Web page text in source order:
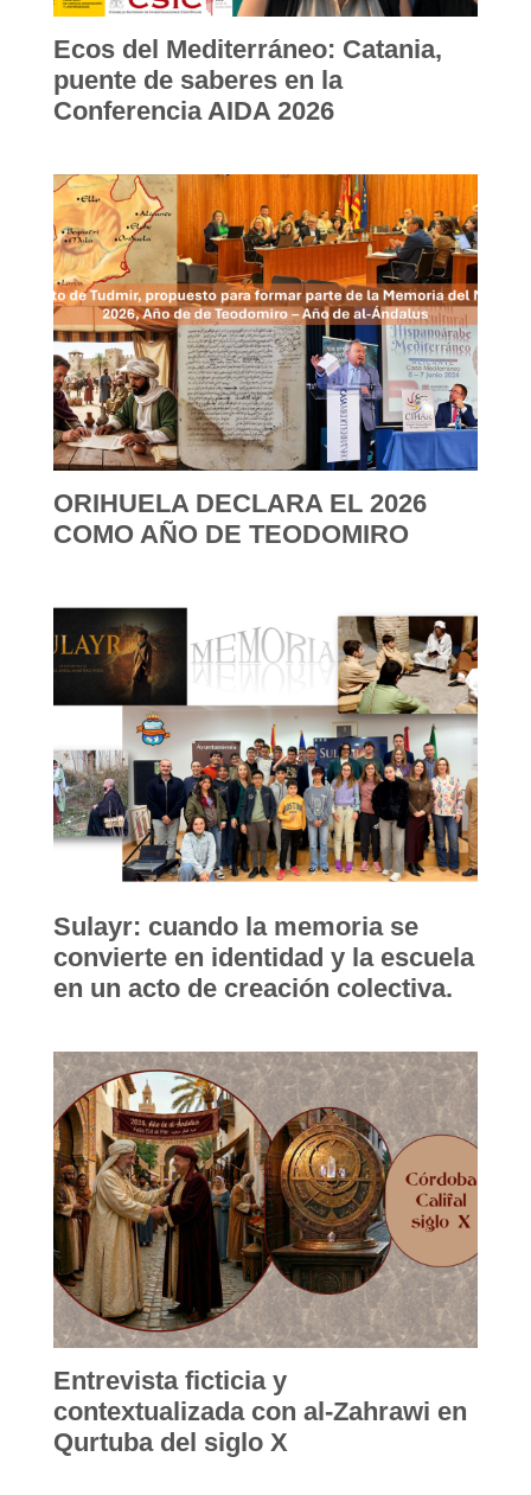
Ecos del Mediterráneo: Catania,
puente de saberes en la
Conferencia AIDA 2026
ORIHUELA DECLARA EL 2026
COMO AÑO DE TEODOMIRO
Sulayr: cuando la memoria se
convierte en identidad y la escuela
en un acto de creación colectiva.
Entrevista ficticia y
contextualizada con al-Zahrawi en
Qurtuba del siglo X